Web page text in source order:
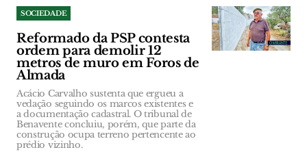
SOCIEDADE
Reformado da PSP contesta
ordem para demolir 12
metros de muro em Foros de
Almada
Acácio Carvalho sustenta que ergueu a
vedação seguindo os marcos existentes e
a documentação cadastral. O tribunal de
Benavente concluiu, porém, que parte da
construção ocupa terreno pertencente ao
prédio vizinho.